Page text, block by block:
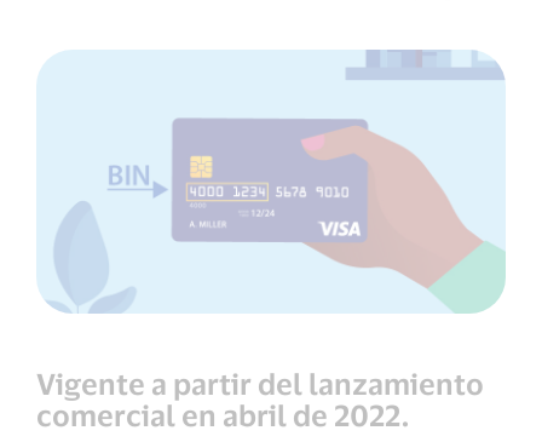
Vigente a partir del lanzamiento
comercial en abril de 2022.